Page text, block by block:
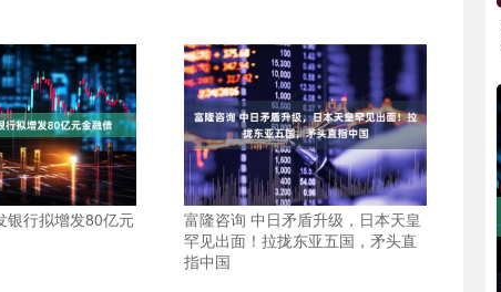
银行拟增发80亿元
富隆咨询 中日矛盾升级，日本天皇
罕见出面！拉拢东亚五国，矛头直
指中国